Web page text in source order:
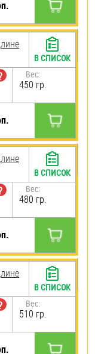
Вес:
450 гр.
В СПИСОК
Вес:
480 гр.
В СПИСОК
Вес:
510 гр.
В СПИСОК